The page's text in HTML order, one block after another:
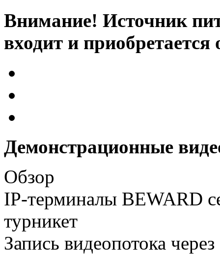
Внимание! Источник
входит и приобретается
Демонстрационные
Обзор
IP-терминалы BEWARD
турникет
Запись видеопотока